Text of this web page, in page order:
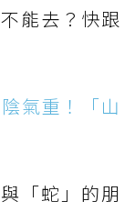
能去？快跟
氣重！「山
「蛇」的朋